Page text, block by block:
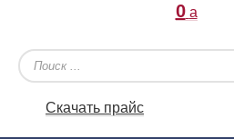
0 a
Скачать прайс